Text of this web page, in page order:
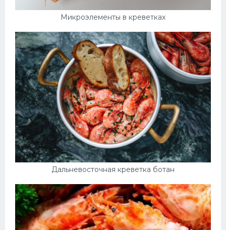
Микроэлементы в креветках
Дальневосточная креветка ботан